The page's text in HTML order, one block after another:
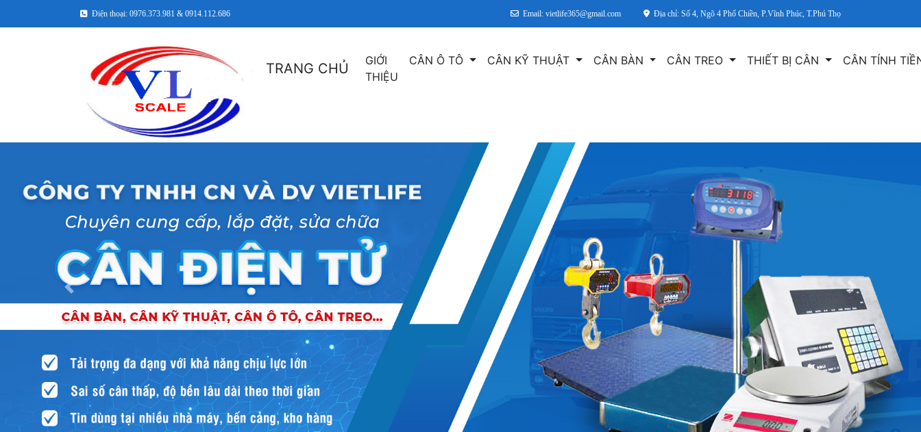
Điện thoại: 0976.373.981 & 0914.112.686 Email: vietlife365@gmail.com Địa chỉ: Số 4, Ngõ 4 Phố Chiền, P.Vĩnh Phúc, T.Phú Thọ
TRANG CHỦ
GIỚI
THIỆU
CÂN Ô TÔ CÂN KỸ THUẬT CÂN BÀN CÂN TREO THIẾT BỊ CÂN CÂN TÍNH